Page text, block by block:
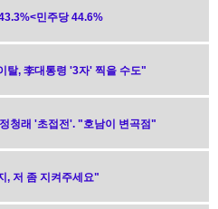
민주당 44.6%
탈, 李대통령 '3자' 찍을 수도"
청래 '초접전'. "호남이 변곡점"
, 저 좀 지켜주세요"